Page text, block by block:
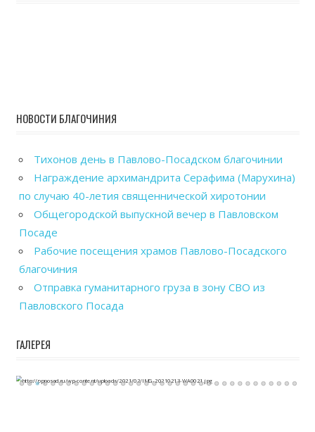
НОВОСТИ БЛАГОЧИНИЯ
Тихонов день в Павлово-Посадском благочинии
Награждение архимандрита Серафима (Марухина)
по случаю 40-летия священнической хиротонии
Общегородской выпускной вечер в Павловском
Посаде
Рабочие посещения храмов Павлово-Посадского
благочиния
Отправка гуманитарного груза в зону СВО из
Павловского Посада
ГАЛЕРЕЯ